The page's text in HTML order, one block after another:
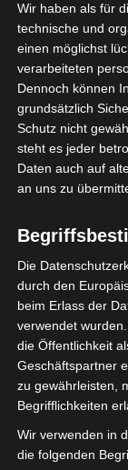
SQQ10
IGVW
Mit den
IGVW wird
Thema
Dies hilft
Für
eigene
Wir haben als für
technische und
einen möglichst
verarbeiteten
Dennoch können
grundsätzlich
Schutz nicht
steht es jeder
Daten auch auf
an uns zu
Die
durch den
beim Erlass der
verwendet
die Öffentlichkeit
Geschäftspartner
zu gewährleisten,
Begrifflichkeiten
Wir verwenden in
die folgenden